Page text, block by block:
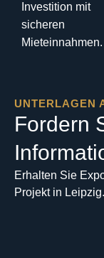
Investition mit
sicheren
Mieteinnahmen.
UNTERLAGEN
Fordern
Erhalten Sie
Projekt in Leipzig.